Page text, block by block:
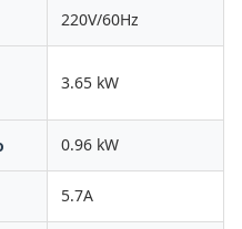
220V/60Hz
3.65 kW
0.96 kW
5.7A